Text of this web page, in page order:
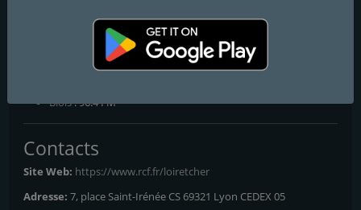
Frequencies FM
Blois: 96.4 FM
Contacts
Site Web: https://www.rcf.fr/loiretcher
Adresse: 7, place Saint-Irénée CS 69321 Lyon CEDEX 05